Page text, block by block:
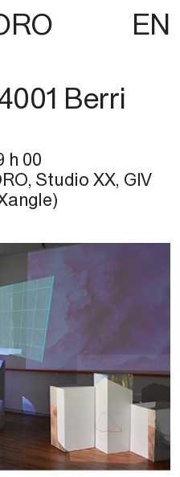
EN
Berri
h 00
Studio XX, GIV